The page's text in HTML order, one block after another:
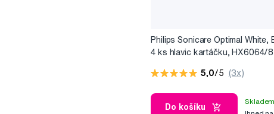
Philips Sonicare Optimal White,
4 ks hlavic kartáčku, HX6064/
5,0/5 (3x)
Do košíku